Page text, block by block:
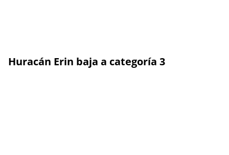
Huracán Erin baja a categoría 3